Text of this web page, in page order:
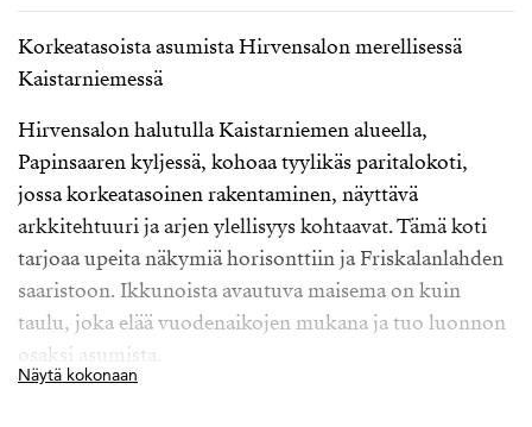
Korkeatasoista asumista Hirvensalon merellisessä
Kaistarniemessä
Hirvensalon halutulla Kaistarniemen alueella,
Papinsaaren kyljessä, kohoaa tyylikäs paritalokoti,
jossa korkeatasoinen rakentaminen, näyttävä
arkkitehtuuri ja arjen ylellisyys kohtaavat. Tämä koti
tarjoaa upeita näkymiä horisonttiin ja Friskalanlahden
saaristoon. Ikkunoista avautuva maisema on kuin
taulu, joka elää vuodenaikojen mukana ja tuo luonnon
osaksi asumista.
Näytä kokonaan